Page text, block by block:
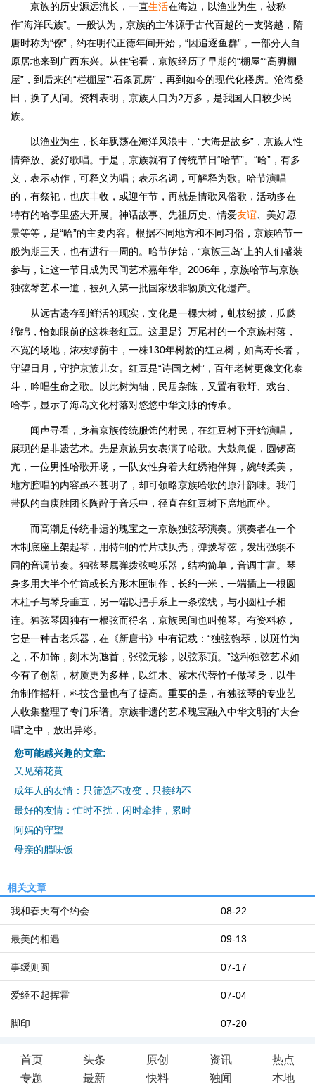
京族的历史源远流长，一直生活在海边，以渔业为生，被称
作“海洋民族”。一般认为，京族的主体源于古代百越的一支骆越，隋
唐时称为“僚”，约在明代正德年间开始，“因追逐鱼群”，一部分人自
原居地来到广西东兴。从住宅看，京族经历了早期的“棚屋”“高脚棚
屋”，到后来的“栏棚屋”“石条瓦房”，再到如今的现代化楼房。沧海桑
田，换了人间。资料表明，京族人口为2万多，是我国人口较少民
族。
以渔业为生，长年飘荡在海洋风浪中，“大海是故乡”，京族人性
情奔放、爱好歌唱。于是，京族就有了传统节日“哈节”。“哈”，有多
义，表示动作，可释义为唱；表示名词，可解释为歌。哈节演唱
的，有祭祀，也庆丰收，或迎年节，再就是情歌风俗歌，活动多在
特有的哈亭里盛大开展。神话故事、先祖历史、情爱友谊 、美好愿
景等等，是“哈”的主要内容。根据不同地方和不同习俗，京族哈节一
般为期三天，也有进行一周的。哈节伊始，“京族三岛”上的人们盛装
参与，让这一节日成为民间艺术嘉年华。2006年，京族哈节与京族
独弦琴艺术一道，被列入第一批国家级非物质文化遗产。
从远古遗存到鲜活的现实，文化是一棵大树，虬枝纷披，瓜瓞
绵绵，恰如眼前的这株老红豆。这里是氵万尾村的一个京族村落，
不宽的场地，浓枝绿荫中，一株130年树龄的红豆树，如高寿长者，
守望日月，守护京族儿女。红豆是“诗国之树”，百年老树更像文化泰
斗，吟唱生命之歌。以此树为轴，民居杂陈，又置有歌圩、戏台、
哈亭，显示了海岛文化村落对悠悠中华文脉的传承。
闻声寻看，身着京族传统服饰的村民，在红豆树下开始演唱，
展现的是非遗艺术。先是京族男女表演了哈歌。大鼓急促，圆锣高
亢，一位男性哈歌开场，一队女性身着大红绣袍伴舞，婉转柔美，
地方腔唱的内容虽不甚明了，却可领略京族哈歌的原汁韵味。我们
带队的白庚胜团长陶醉于音乐中，径直在红豆树下席地而坐。
而高潮是传统非遗的瑰宝之一京族独弦琴演奏。演奏者在一个
木制底座上架起琴，用特制的竹片或贝壳，弹拨琴弦，发出强弱不
同的音调节奏。独弦琴属弹拨弦鸣乐器，结构简单，音调丰富。琴
身多用大半个竹筒或长方形木匣制作，长约一米，一端插上一根圆
木柱子与琴身垂直，另一端以把手系上一条弦线，与小圆柱子相
连。独弦琴因独有一根弦而得名，京族民间也叫匏琴。有资料称，
它是一种古老乐器，在《新唐书》中有记载：“独弦匏琴，以斑竹为
之，不加饰，刻木为虺首，张弦无轸，以弦系顶。”这种独弦艺术如
今有了创新，材质更为多样，以红木、紫木代替竹子做琴身，以牛
角制作摇杆，科技含量也有了提高。重要的是，有独弦琴的专业艺
人收集整理了专门乐谱。京族非遗的艺术瑰宝融入中华文明的“大合
唱”之中，放出异彩。
您可能感兴趣的文章:
又见菊花黄
成年人的友情：只筛选不改变，只接纳不
最好的友情：忙时不扰，闲时牵挂，累时
阿妈的守望
母亲的腊味饭
相关文章
08-22
我和春天有个约会
09-13
最美的相遇
07-17
事缓则圆
07-04
爱经不起挥霍
07-20
脚印
首页 头条 原创 资讯
热点
专题
最新 快料 独闻 本地